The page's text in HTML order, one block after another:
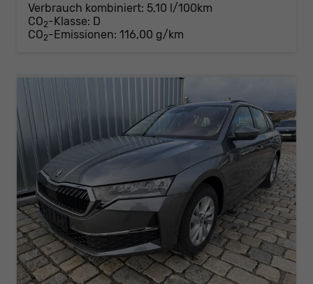
Verbrauch kombiniert: 5,10 l/100km
CO2-Klasse: D
CO2-Emissionen: 116,00 g/km